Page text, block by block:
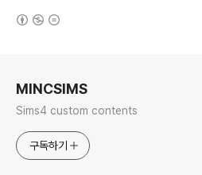
MINCSIMS
Sims4 custom contents
구독하기